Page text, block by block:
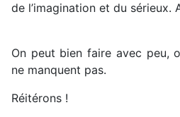
de l’imagination et du sérieux.
On peut bien faire avec peu,
ne manquent pas.
Réitérons !